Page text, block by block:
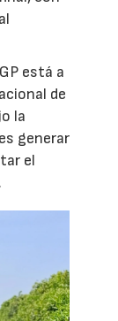
está a
de
la
generar
el